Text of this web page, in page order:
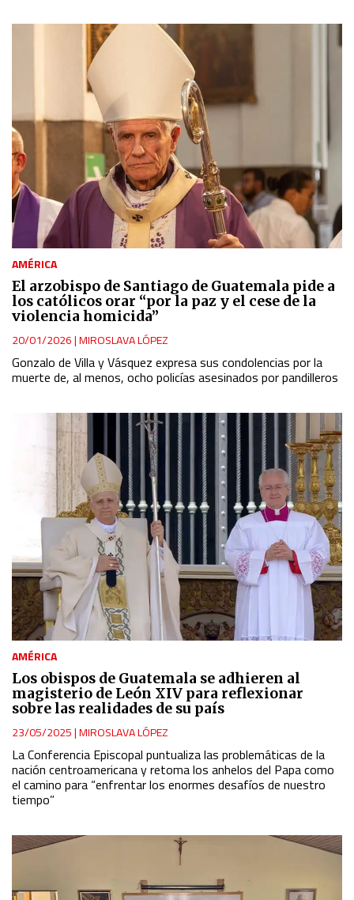
AMÉRICA
El arzobispo de Santiago de Guatemala pide a
los católicos orar “por la paz y el cese de la
violencia homicida”
20/01/2026|MIROSLAVA LÓPEZ
Gonzalo de Villa y Vásquez expresa sus condolencias por la
muerte de, al menos, ocho policías asesinados por pandilleros
AMÉRICA
Los obispos de Guatemala se adhieren al
magisterio de León XIV para reflexionar
sobre las realidades de su país
23/05/2025|MIROSLAVA LÓPEZ
La Conferencia Episcopal puntualiza las problemáticas de la
nación centroamericana y retoma los anhelos del Papa como
el camino para “enfrentar los enormes desafíos de nuestro
tiempo”